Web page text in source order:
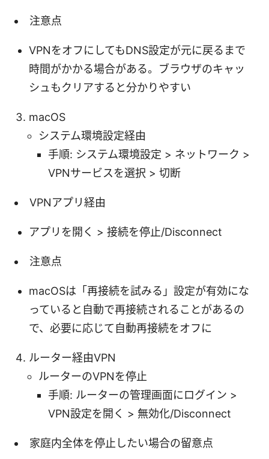
注意点
VPNをオフにしてもDNS設定が元に戻るまで
時間がかかる場合がある。ブラウザのキャッ
シュもクリアすると分かりやすい
macOS
システム環境設定経由
手順: システム環境設定 > ネットワーク >
VPNサービスを選択 > 切断
VPNアプリ経由
アプリを開く > 接続を停止/Disconnect
注意点
macOSは「再接続を試みる」設定が有効にな
っていると自動で再接続されることがあるの
で、必要に応じて自動再接続をオフに
ルーター経由VPN
ルーターのVPNを停止
手順: ルーターの管理画面にログイン >
VPN設定を開く > 無効化/Disconnect
家庭内全体を停止したい場合の留意点